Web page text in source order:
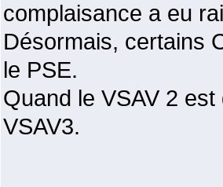
complaisance a eu
Désormais, certains
le PSE.
Quand le VSAV 2
VSAV3.